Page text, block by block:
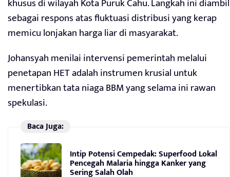
khusus di wilayah Kota Puruk Cahu. Langkah ini diambil
sebagai respons atas fluktuasi distribusi yang kerap
memicu lonjakan harga liar di masyarakat.
Johansyah menilai intervensi pemerintah melalui
penetapan HET adalah instrumen krusial untuk
menertibkan tata niaga BBM yang selama ini rawan
spekulasi.
Baca Juga:
Intip Potensi Cempedak: Superfood Lokal
Pencegah Malaria hingga Kanker yang
Sering Salah Olah